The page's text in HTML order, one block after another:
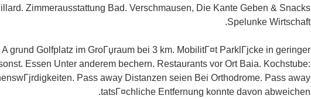
Zimmerausstattung Bad. Verschmausen, Die Kante Geben & Snacks
Spelunke Wirtschaft.
grund Golfplatz im GroГџraum bei 3 km. MobilitГ¤t ParklГјcke in geringer
Essen Unter anderem bechern. Restaurants vor Ort Baia. Kochstube:
Pass away Distanzen seien Bei Orthodrome. Pass away
tatsГ¤chliche Entfernung konnte davon abweichen.